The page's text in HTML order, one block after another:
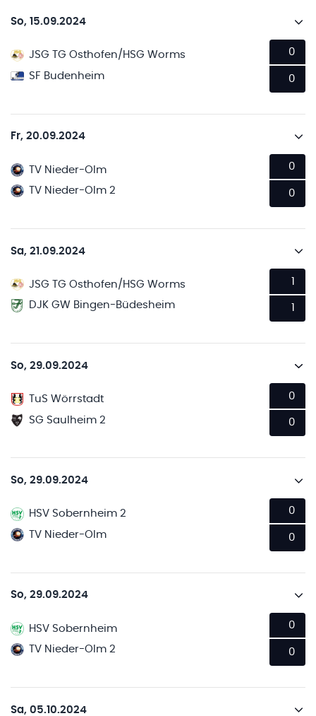
So, 15.09.2024
JSG TG Osthofen/HSG Worms
SF Budenheim
0
0
Fr, 20.09.2024
TV Nieder-Olm
TV Nieder-Olm 2
0
0
Sa, 21.09.2024
JSG TG Osthofen/HSG Worms
DJK GW Bingen-Büdesheim
1
So, 29.09.2024
TuS Wörrstadt
SG Saulheim 2
0
0
So, 29.09.2024
HSV Sobernheim 2
TV Nieder-Olm
0
0
So, 29.09.2024
HSV Sobernheim
TV Nieder-Olm 2
0
0
Sa, 05.10.2024